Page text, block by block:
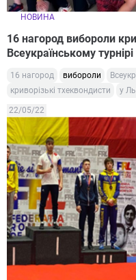
НОВИНА
16 нагород вибороли
Всеукраїнському
16 нагород вибороли
криворізькі тхеквондисти
у
22/05/22